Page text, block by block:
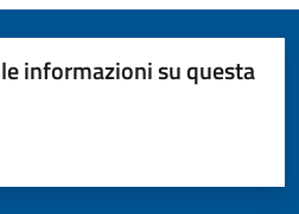
informazioni su questa
su 5
su 5